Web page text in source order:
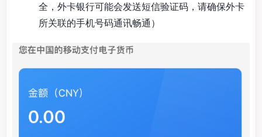
全，外卡银行可能会发送短信验证码，请确保外卡
所关联的手机号码通讯畅通）